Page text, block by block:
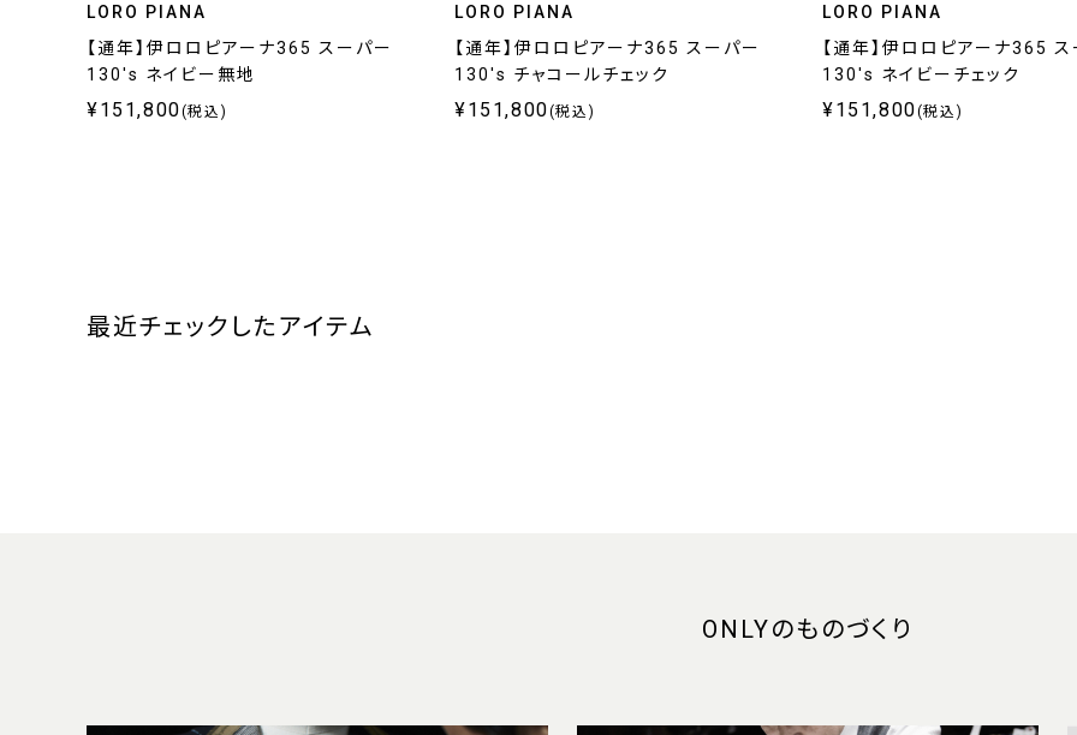
LORO PIANA
【通年】伊ロロピアーナ365 スーパー
130's ネイビー無地
¥151,800(税込)
LORO PIANA
【通年】伊ロロピアーナ365 スーパー
130's チャコールチェック
¥151,800(税込)
LORO PIANA
【通年】伊ロロピアーナ365
130's ネイビーチェック
¥151,800(税込)
最近チェックしたアイテム
ONLYのものづくり